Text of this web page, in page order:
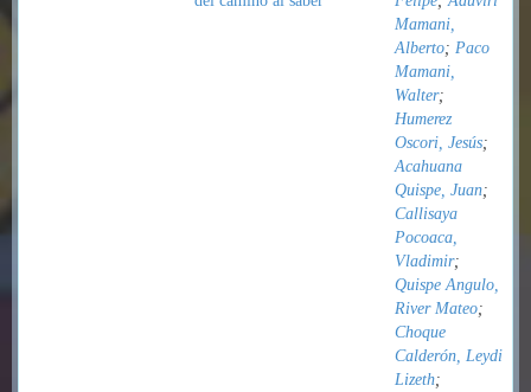
Mamani,
Alberto; Paco
Mamani,
Walter;
Humerez
Oscori, Jesús;
Acahuana
Quispe, Juan;
Callisaya
Pocoaca,
Vladimir;
Quispe Angulo,
River Mateo;
Choque
Calderón, Leydi
Lizeth;